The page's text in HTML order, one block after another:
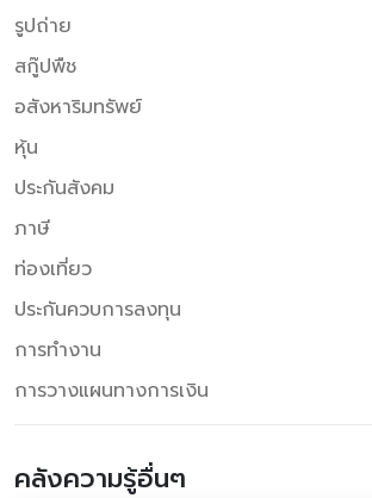
รูปถ่าย
สกู๊ปพืช
อสังหาริมทรัพย์
หุ้น
ประกันสังคม
ภาษี
ท่องเที่ยว
ประกันควบการลงทุน
การทำงาน
การวางแผนทางการเงิน
คลังความรู้อื่นๆ